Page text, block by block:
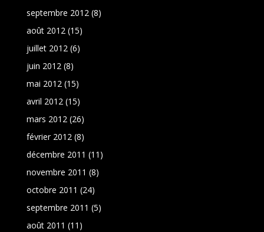
septembre 2012(8)
août 2012(15)
juillet 2012(6)
juin 2012(8)
mai 2012(15)
avril 2012(15)
mars 2012(26)
février 2012(8)
décembre 2011 (11)
novembre 2011 (8)
octobre 2011 (24)
septembre 2011 (5)
août 2011 (11)